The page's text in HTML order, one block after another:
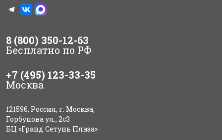
8 (800) 350-12-63
Бесплатно по РФ
+7 (495) 123-33-35
Москва
121596, Россия, г. Москва,
Горбунова ул., 2с3
БЦ «Гранд Сетунь Плаза»